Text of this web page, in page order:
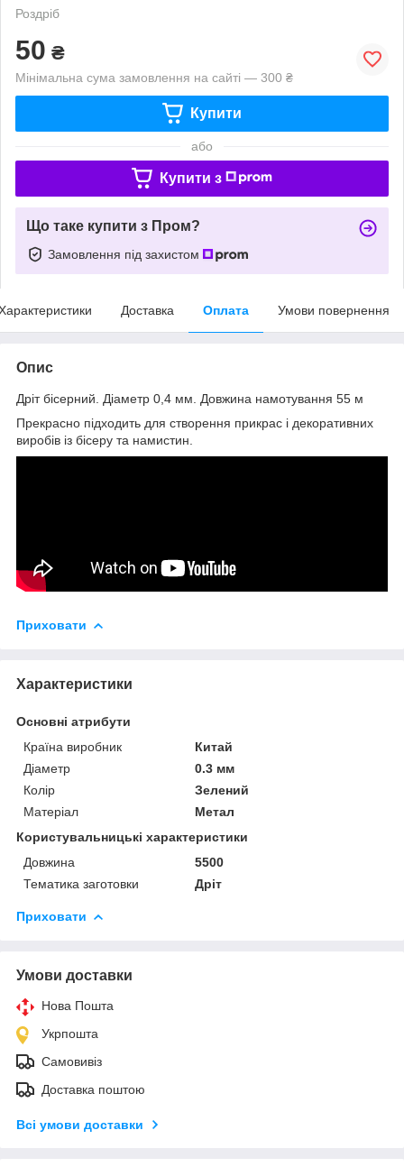
Роздріб
50 ₴
Мінімальна сума замовлення на сайті — 300 ₴
Купити
або
Купити з
Що таке купити з Пром?
Замовлення під захистом
Доставка Оплата Умови повернення
Опис
Дріт бісерний. Діаметр 0,4 мм. Довжина намотування 55 м
Прекрасно підходить для створення прикрас і декоративних
виробів із бісеру та намистин.
Приховати
Характеристики
Основні атрибути
Країна виробник
Китай
Діаметр
0.3 мм
Колір
Зелений
Матеріал
Метал
Користувальницькі характеристики
Довжина
5500
Тематика заготовки
Дріт
Приховати
Умови доставки
Нова Пошта
Укрпошта
Самовивіз
Доставка поштою
Всі умови доставки